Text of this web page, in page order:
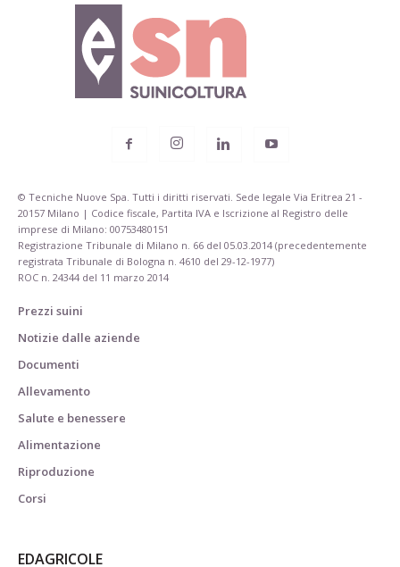
© Tecniche Nuove Spa. Tutti i diritti riservati. Sede legale Via Eritrea 21 -
20157 Milano | Codice fiscale, Partita IVA e Iscrizione al Registro delle
imprese di Milano: 00753480151
Registrazione Tribunale di Milano n. 66 del 05.03.2014 (precedentemente
registrata Tribunale di Bologna n. 4610 del 29-12-1977)
ROC n. 24344 del 11 marzo 2014
Prezzi suini
Notizie dalle aziende
Documenti
Allevamento
Salute e benessere
Alimentazione
Riproduzione
Corsi
EDAGRICOLE